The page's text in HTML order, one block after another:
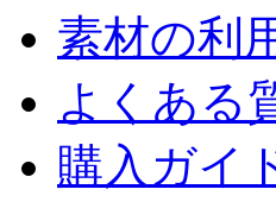
素材の利
よくある
購入ガイ